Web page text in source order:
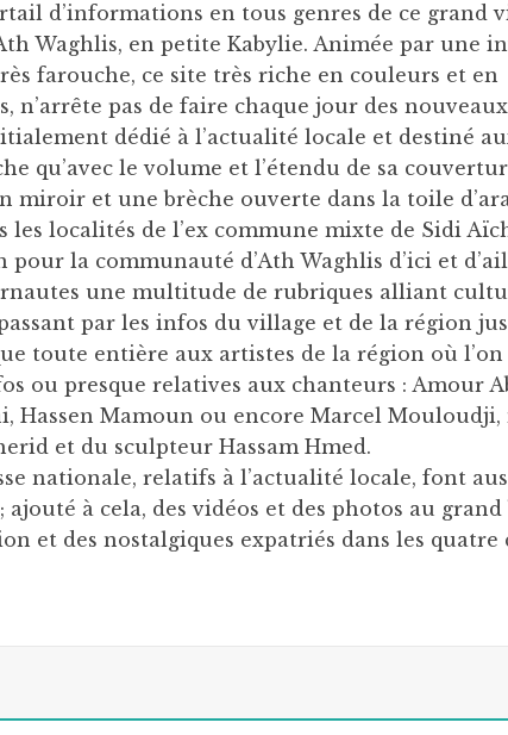
d’informations en tous genres de ce grand
Waghlis, en petite Kabylie. Animée par une
farouche, ce site très riche en couleurs et en
n’arrête pas de faire chaque jour des
dédié à l’actualité locale et destiné
qu’avec le volume et l’étendu de sa
miroir et une brèche ouverte dans la toile
localités de l’ex commune mixte de Sidi
pour la communauté d’Ath Waghlis d’ici et
une multitude de rubriques alliant
par les infos du village et de la région
toute entière aux artistes de la région où
ou presque relatives aux chanteurs : Amour
Hassen Mamoun ou encore Marcel Mouloudji,
et du sculpteur Hassam Hmed.
nationale, relatifs à l’actualité locale, font
ajouté à cela, des vidéos et des photos au
et des nostalgiques expatriés dans les quatre